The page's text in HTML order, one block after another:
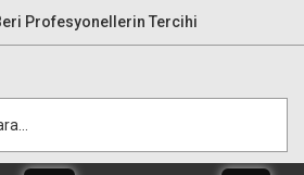
Profesyonellerin Tercihi